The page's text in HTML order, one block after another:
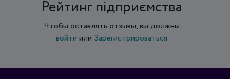
Рейтинг підприємства
Чтобы оставлять отзывы, вы должны
войти или Зарегистрироваться